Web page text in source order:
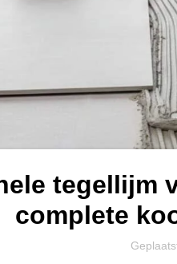
tegellijm
complete